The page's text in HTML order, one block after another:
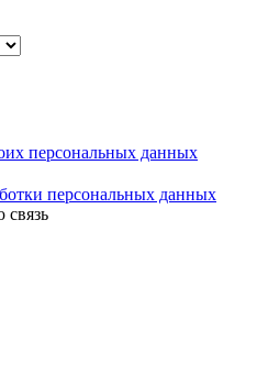
персональных данных
персональных данных
связь